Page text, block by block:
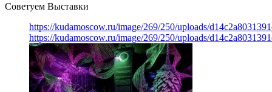
Советуем Выставки
https://kudamoscow.ru/image/269/250/uploads/
https://kudamoscow.ru/image/269/250/uploads/